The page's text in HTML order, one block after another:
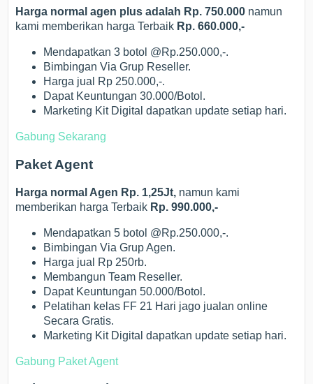
Harga normal agen plus adalah Rp. 750.000 namun
kami memberikan harga Terbaik Rp. 660.000,-
Mendapatkan 3 botol @Rp.250.000,-.
Bimbingan Via Grup Reseller.
Harga jual Rp 250.000,-.
Dapat Keuntungan 30.000/Botol.
Marketing Kit Digital dapatkan update setiap hari.
Gabung Sekarang
Paket Agent
Harga normal Agen Rp. 1,25Jt, namun kami
memberikan harga Terbaik Rp. 990.000,-
Mendapatkan 5 botol @Rp.250.000,-.
Bimbingan Via Grup Agen.
Harga jual Rp 250rb.
Membangun Team Reseller.
Dapat Keuntungan 50.000/Botol.
Pelatihan kelas FF 21 Hari jago jualan online
Secara Gratis.
Marketing Kit Digital dapatkan update setiap hari.
Gabung Paket Agent